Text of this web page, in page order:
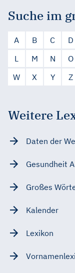
Suche im
A B C D
L
M N O
W
X Y Z
Weitere
Daten der
Gesundheit
Großes
Kalender
Lexikon